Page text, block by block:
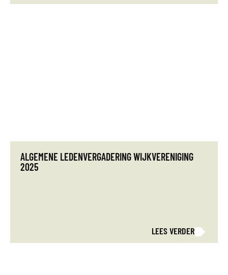
ALGEMENE LEDENVERGADERING WIJKVERENIGING
2025
LEES VERDER